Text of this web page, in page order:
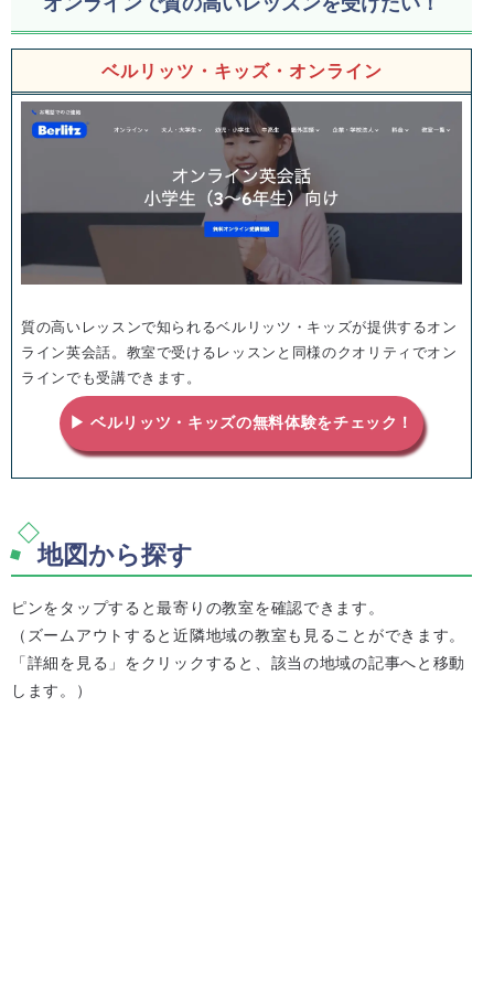
ベルリッツ・キッズ・オンライン
質の高いレッスンで知られるベルリッツ・キッズが提供するオン
ライン英会話。教室で受けるレッスンと同様のクオリティでオン
ラインでも受講できます。
▶ ベルリッツ・キッズの無料体験をチェック！
地図から探す
ピンをタップすると最寄りの教室を確認できます。
（ズームアウトすると近隣地域の教室も見ることができます。
「詳細を見る」をクリックすると、該当の地域の記事へと移動
します。）